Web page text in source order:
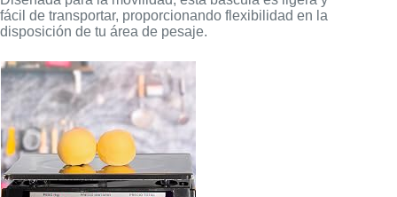
fácil de transportar, proporcionando flexibilidad en la
disposición de tu área de pesaje.